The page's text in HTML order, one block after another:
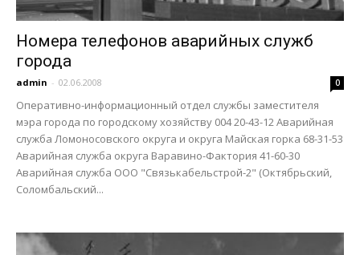
Номера телефонов аварийных служб
города
admin - 02.06.2008 0
Оперативно-информационный отдел службы заместителя
мэра города по городскому хозяйству 004 20-43-12 Аварийная
служба Ломоносовского округа и округа Майская горка 68-31-53
Аварийная служба округа Варавино-Фактория 41-60-30
Аварийная служба ООО "Связькабельстрой-2" (Октябрьский,
Соломбальский...